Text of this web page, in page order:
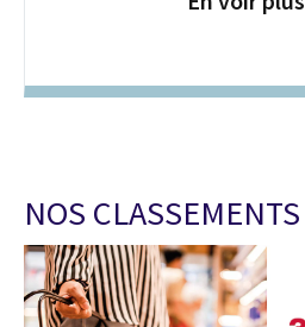
NOS CLASSEMENTS